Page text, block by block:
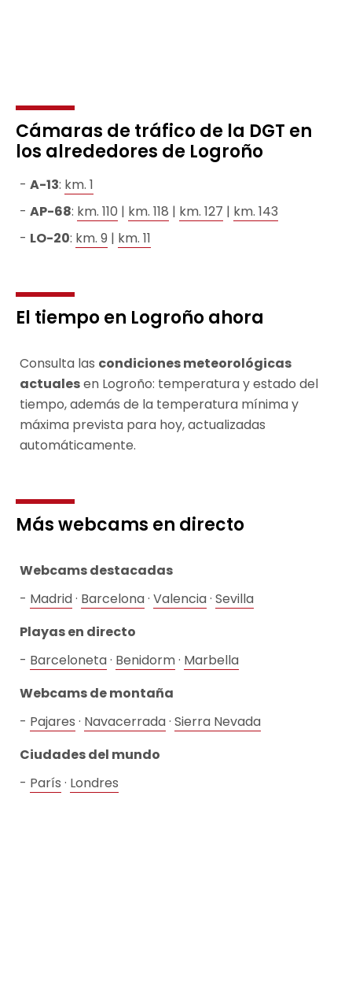
Cámaras de tráfico de la DGT en
los alrededores de Logroño
A-13: km. 1
AP-68: km. 110 | km. 118 | km. 127 | km. 143
LO-20: km. 9 | km. 11
El tiempo en Logroño ahora
Consulta las condiciones meteorológicas
actualesen Logroño: temperatura y estado del
tiempo, además de la temperatura mínima y
máxima prevista para hoy, actualizadas
automáticamente.
Más webcams en directo
Webcams destacadas
Madrid· Barcelona· Valencia· Sevilla
Playas en directo
Barceloneta· Benidorm· Marbella
Webcams de montaña
Pajares · Navacerrada· Sierra Nevada
Ciudades del mundo
París · Londres